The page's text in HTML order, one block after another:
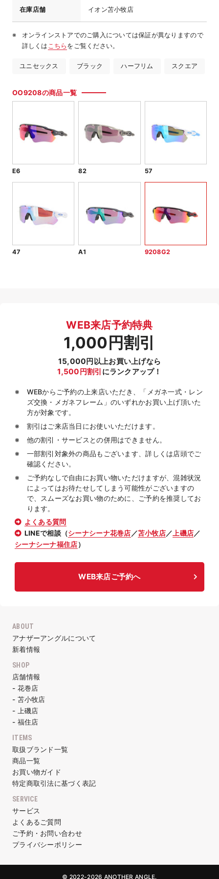
在庫店舗 イオン苫小牧店
オンラインストアでのご購入については保証が異なりますので
詳しくは こちらをご覧ください。
ユニセックス ブラック ハーフリム スクエア
OO9208の商品一覧
E6 82 57
47 A1 9208G2
WEB来店予約特典
1,000円割引
15,000円以上お買い上げなら
1,500円割引 にランクアップ！
WEBからご予約の上来店いただき、「メガネ一式・レン
ズ交換・メガネフレーム」のいずれかお買い上げ頂いた
方が対象です。
割引はご来店当日にお使いいただけます。
他の割引・サービスとの併用はできません。
一部割引対象外の商品もございます、詳しくは店頭でご
確認ください。
ご予約なしで自由にお買い物いただけますが、混雑状況
によってはお待たせしてしまう可能性がございますの
で、スムーズなお買い物のために、ご予約を推奨してお
ります。
よくある質問
LINEで相談（シーナシーナ花巻店 ／苫小牧店／ 上磯店／
シーナシーナ福住店）
WEB来店ご予約へ
ABOUT
アナザーアングルについて
新着情報
SHOP
店舗情報
- 花巻店
- 苫小牧店
- 上磯店
- 福住店
ITEMS
取扱ブランド一覧
商品一覧
お買い物ガイド
特定商取引法に基づく表記
SERVICE
サービス
よくあるご質問
ご予約・お問い合わせ
プライバシーポリシー
© 2022-2026 ANOTHER ANGLE.